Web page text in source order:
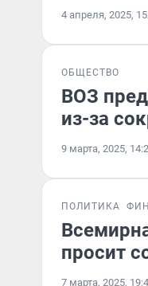
4 апреля, 2025,
ОБЩЕСТВО
ВОЗ
из-за
9 марта, 2025,
ПОЛИТИКА
просит
7 марта, 2025,